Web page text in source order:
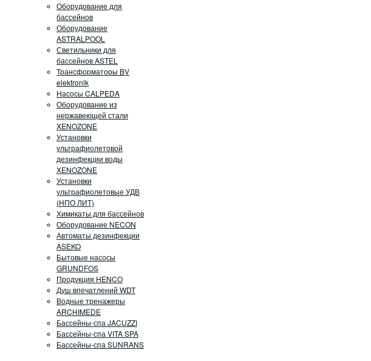
Оборудование для
бассейнов
Оборудование
ASTRALPOOL
Светильники для
бассейнов ASTEL
Трансформаторы BV
elektronik
Насосы CALPEDA
Оборудование из
нержавеющей стали
XENOZONE
Установки
ультрафиолетовой
дезинфекции воды
XENOZONE
Установки
ультрафиолетовые УДВ
(НПО ЛИТ)
Химикаты для бассейнов
Оборудование NECON
Автоматы дезинфекции
ASEKO
Бытовые насосы
GRUNDFOS
Продукция HENCO
Душ впечатлений WDT
Водные тренажеры
ARCHIMEDE
Бассейны-спа JACUZZI
Бассейны-спа VITA SPA
Бассейны-спа SUNRANS